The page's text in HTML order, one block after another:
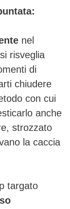
nel
risveglia
di
chiudere
con cui
anche
strozzato
la caccia
targato